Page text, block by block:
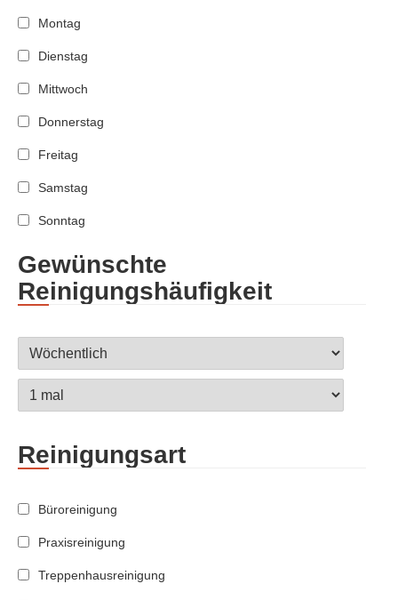
Montag
Dienstag
Mittwoch
Donnerstag
Freitag
Samstag
Sonntag
Gewünschte
Reinigungshäufigkeit
Reinigungsart
Büroreinigung
Praxisreinigung
Treppenhausreinigung